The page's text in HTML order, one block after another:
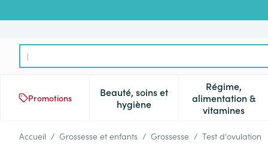
Rechercher
Promotions
Beauté, soins et
hygièneAfficher le sous-menu pour la
Régime,
alimentation &
vitamines
Afficher
Accueil / Grossesse et enfants / Grossesse / Test d'ovulation